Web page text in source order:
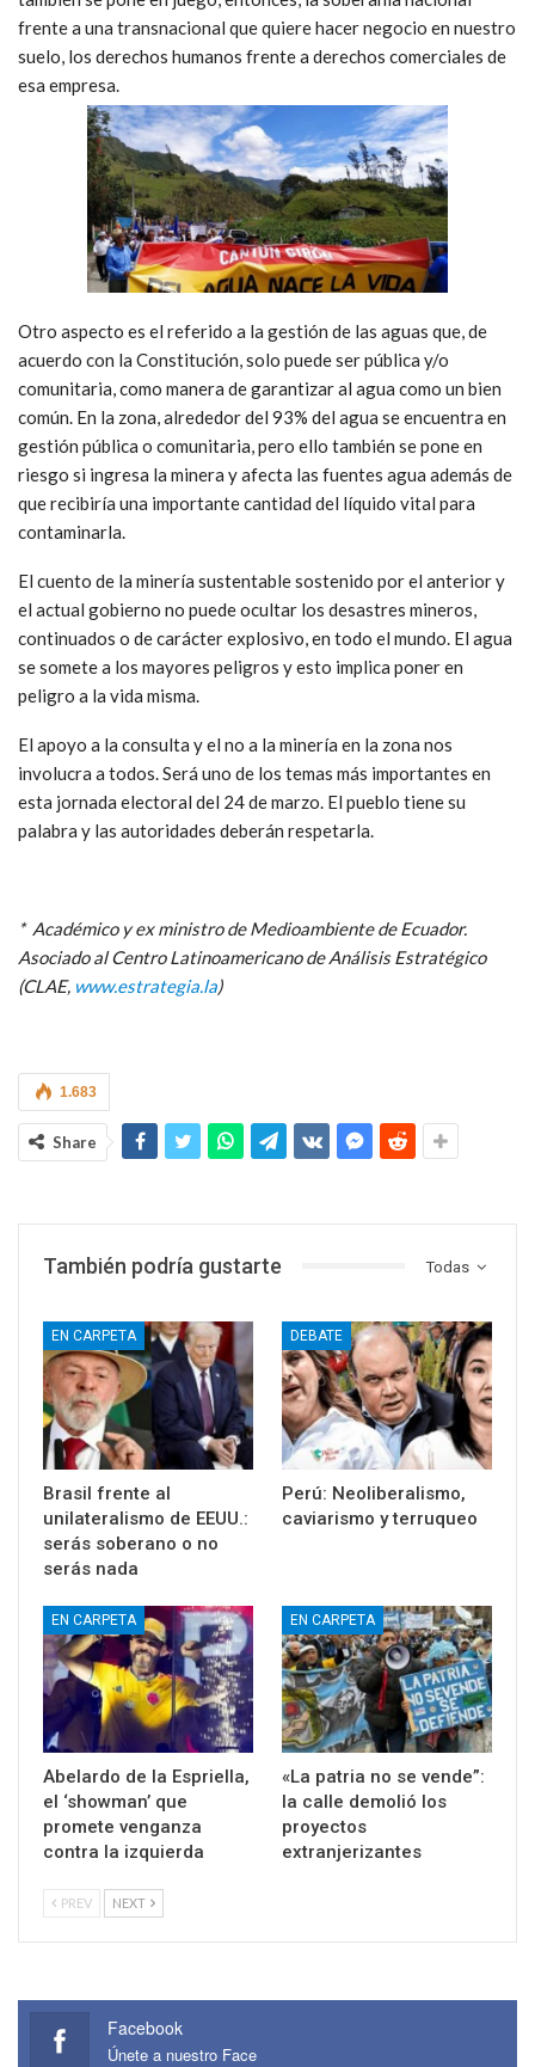
frente a una transnacional que quiere hacer negocio en nuestro
suelo, los derechos humanos frente a derechos comerciales de
esa empresa.
Otro aspecto es el referido a la gestión de las aguas que, de
acuerdo con la Constitución, solo puede ser pública y/o
comunitaria, como manera de garantizar al agua como un bien
común. En la zona, alrededor del 93% del agua se encuentra en
gestión pública o comunitaria, pero ello también se pone en
riesgo si ingresa la minera y afecta las fuentes agua además de
que recibiría una importante cantidad del líquido vital para
contaminarla.
El cuento de la minería sustentable sostenido por el anterior y
el actual gobierno no puede ocultar los desastres mineros,
continuados o de carácter explosivo, en todo el mundo. El agua
se somete a los mayores peligros y esto implica poner en
peligro a la vida misma.
El apoyo a la consulta y el no a la minería en la zona nos
involucra a todos. Será uno de los temas más importantes en
esta jornada electoral del 24 de marzo. El pueblo tiene su
palabra y las autoridades deberán respetarla.
* Académico y ex ministro de Medioambiente de Ecuador.
Asociado al Centro Latinoamericano de Análisis Estratégico
(CLAE, www.estrategia.la)
1.683
Share
Todas
También podría gustarte
EN CARPETA
Brasil frente al
unilateralismo de EEUU.:
serás soberano o no
serás nada
DEBATE
Perú: Neoliberalismo,
caviarismo y terruqueo
EN CARPETA
Abelardo de la Espriella,
el ‘showman’ que
promete venganza
contra la izquierda
EN CARPETA
«La patria no se vende”:
la calle demolió los
proyectos
extranjerizantes
PREV NEXT
Facebook
Únete a nuestro Face